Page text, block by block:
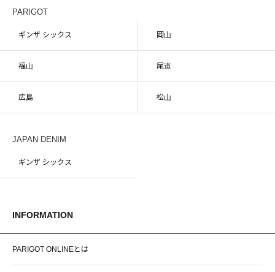
PARIGOT
ギンザ シックス 岡山
福山 尾道
広島 松山
JAPAN DENIM
ギンザ シックス
INFORMATION
PARIGOT ONLINEとは